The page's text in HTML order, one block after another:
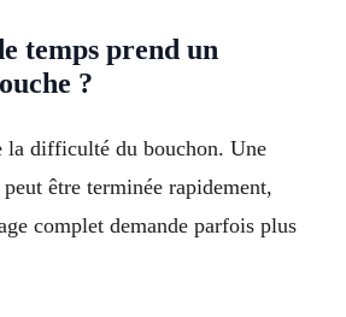
temps prend un
?
la difficulté du bouchon. Une
être terminée rapidement,
complet demande parfois plus